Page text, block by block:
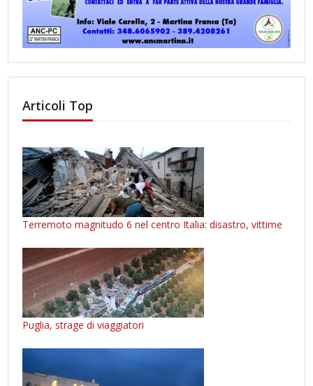
Articoli Top
Terremoto magnitudo 6 nel centro Italia: disastro, vittime
Puglia, strage di viaggiatori